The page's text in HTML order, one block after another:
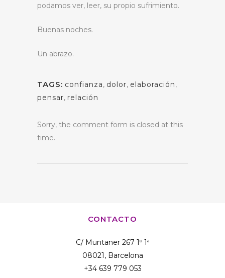
podamos ver, leer, su propio sufrimiento.
Buenas noches.
Un abrazo.
TAGS: confianza, dolor, elaboración,
pensar, relación
Sorry, the comment form is closed at this
time.
CONTACTO
C/ Muntaner 267 1º 1ª
08021, Barcelona
+34 639 779 053